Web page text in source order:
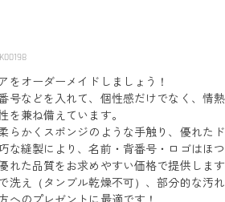
をオーダーメイドしましょう！
号などを入れて、個性感だけでなく、情
を兼ね備えています。
らかくスポンジのような手触り、優れた
な縫製により、名前・背番号・ロゴはほ
れた品質をお求めやすい価格で提供しま
洗え（タンブル乾燥不可）、部分的な